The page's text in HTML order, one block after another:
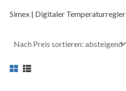
Simex | Digitaler Temperaturregler